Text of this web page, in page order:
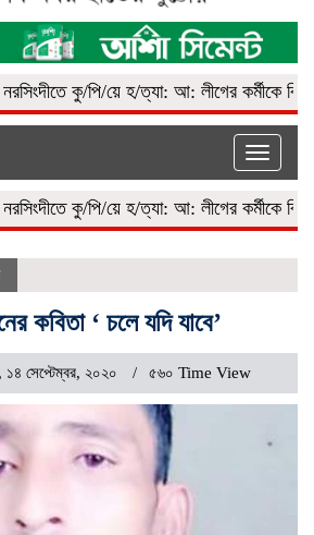
কু/পি/য়ে হ/ত্যা: আ: লীগের কর্মীকে বিএনপি
Toggle
কু/পি/য়ে হ/ত্যা: আ: লীগের কর্মীকে বিএনপি
কবিতা ‘ চলে যদি যাবে’
সেপ্টেম্বর, ২০২০ ৫৬০ Time View